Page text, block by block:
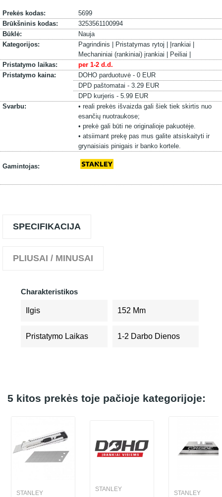
Prekės kodas:
5699
Brūkšninis kodas:
3253561100994
Būklė:
Nauja
Kategorijos:
Pagrindinis | Pristatymas rytoj |
Įrankiai |
Mechaniniai (rankiniai) įrankiai |
Peiliai |
Pristatymo laikas:
per 1-2 d.d.
Pristatymo kaina:
DOHO parduotuvė - 0 EUR
DPD paštomatai - 3.29 EUR
DPD kurjeris - 5.99 EUR
Svarbu:
• reali prekės išvaizda gali šiek tiek skirtis nuo
esančių nuotraukose;
• prekė gali būti ne originalioje pakuotėje.
• atsiimant prekę pas mus galite atsiskaityti ir
grynaisiais pinigais ir banko kortele.
Gamintojas:
SPECIFIKACIJA
PLIUSAI / MINUSAI
Charakteristikos
Ilgis 152 Mm
Pristatymo Laikas 1-2 Darbo Dienos
5 kitos prekės toje pačioje kategorijoje:
STANLEY
STANLEY
STANLEY